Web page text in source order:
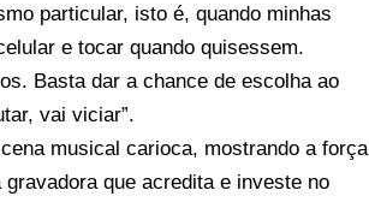
particular, isto é, quando minhas
e tocar quando quisessem.
Basta dar a chance de escolha ao
vai viciar”.
musical carioca, mostrando a força
que acredita e investe no